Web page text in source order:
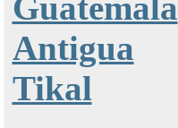
Antigua
Tikal